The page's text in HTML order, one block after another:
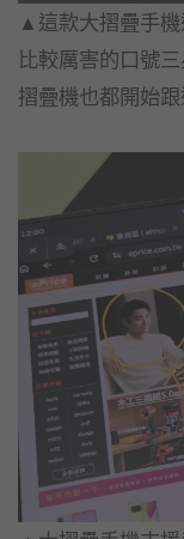
▲這款大摺疊手機
比較厲害的口號
摺疊機也都開始